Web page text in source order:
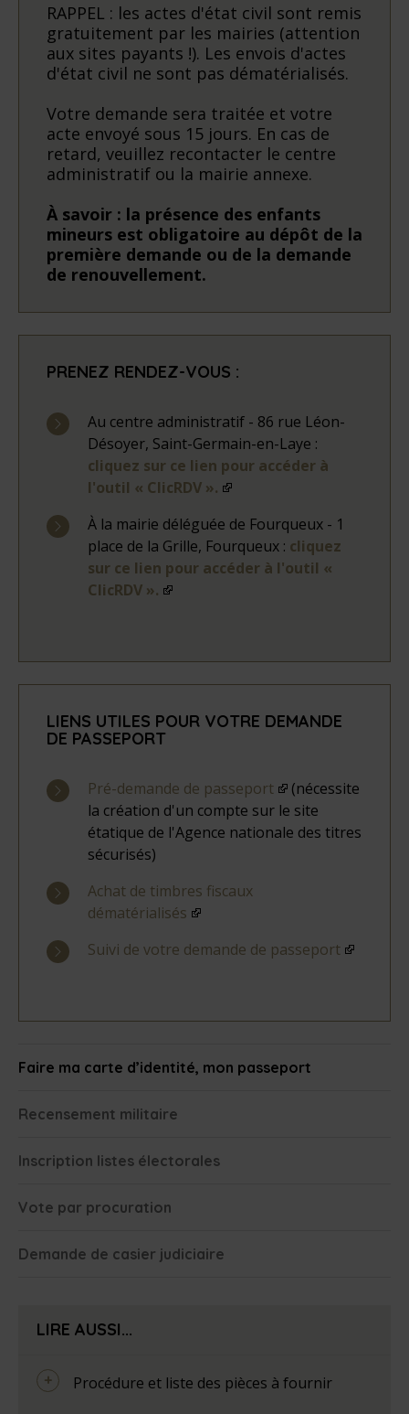
RAPPEL : les actes d'état civil sont remis
gratuitement par les mairies (attention
aux sites payants !). Les envois d'actes
d'état civil ne sont pas dématérialisés.
Votre demande sera traitée et votre
acte envoyé sous 15 jours. En cas de
retard, veuillez recontacter le centre
administratif ou la mairie annexe.
À savoir : la présence des enfants
mineurs est obligatoire au dépôt de la
première demande ou de la demande
de renouvellement.
PRENEZ RENDEZ-VOUS :
Au centre administratif - 86 rue Léon-
Désoyer, Saint-Germain-en-Laye :
cliquez sur ce lien pour accéder à
l'outil « ClicRDV ».
À la mairie déléguée de Fourqueux - 1
place de la Grille, Fourqueux : cliquez
sur ce lien pour accéder à l'outil «
ClicRDV ».
LIENS UTILES POUR VOTRE DEMANDE
DE PASSEPORT
Pré-demande de passeport
(nécessite
la création d'un compte sur le site
étatique de l'Agence nationale des titres
sécurisés)
Achat de timbres fiscaux
dématérialisés
Suivi de votre demande de passeport
Faire ma carte d’identité, mon passeport
Recensement militaire
Inscription listes électorales
Vote par procuration
Demande de casier judiciaire
LIRE AUSSI...
Procédure et liste des pièces à fournir